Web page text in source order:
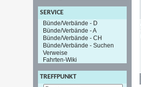
SERVICE
Bünde/Verbände - D
Bünde/Verbände - A
Bünde/Verbände - CH
Bünde/Verbände - Suchen
Verweise
Fahrten-Wiki
TREFFPUNKT